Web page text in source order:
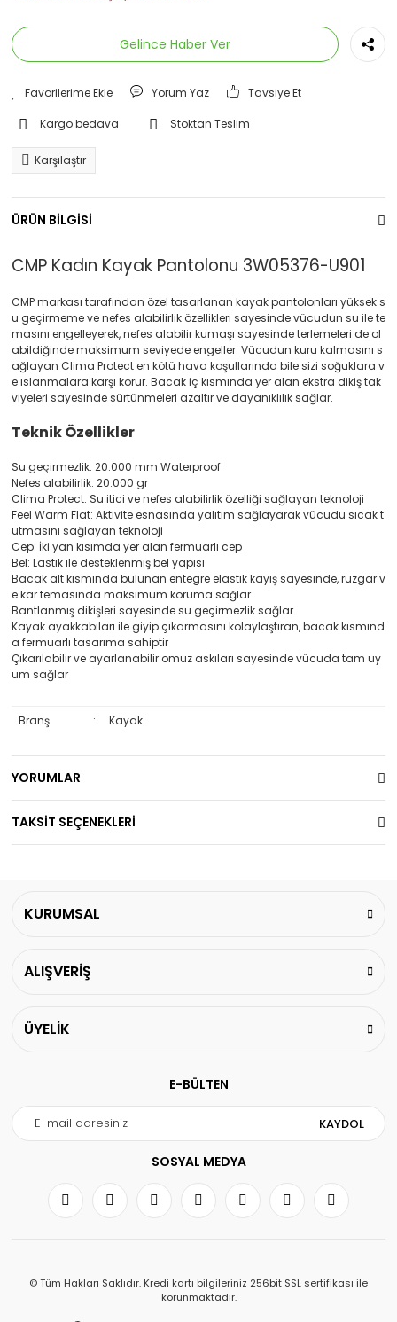
Gelince Haber Ver
Yorum Yaz Tavsiye Et
Kargo bedava Stoktan Teslim
Karşılaştır
ÜRÜN BİLGİSİ
CMP Kadın Kayak Pantolonu 3W05376-U901
CMP markası tarafından özel tasarlanan kayak pantolonları yüksek s
u geçirmeme ve nefes alabilirlik özellikleri sayesinde vücudun su ile te
masını engelleyerek, nefes alabilir kumaşı sayesinde terlemeleri de ol
abildiğinde maksimum seviyede engeller. Vücudun kuru kalmasını s
ağlayan Clima Protect en kötü hava koşullarında bile sizi soğuklara v
e ıslanmalara karşı korur. Bacak iç kısmında yer alan ekstra dikiş tak
viyeleri sayesinde sürtünmeleri azaltır ve dayanıklılık sağlar.
Teknik Özellikler
Su geçirmezlik: 20.000 mm Waterproof
Nefes alabilirlik: 20.000 gr
Clima Protect: Su itici ve nefes alabilirlik özelliği sağlayan teknoloji
Feel Warm Flat: Aktivite esnasında yalıtım sağlayarak vücudu sıcak t
utmasını sağlayan teknoloji
Cep: İki yan kısımda yer alan fermuarlı cep
Bel: Lastik ile desteklenmiş bel yapısı
Bacak alt kısmında bulunan entegre elastik kayış sayesinde, rüzgar v
e kar temasında maksimum koruma sağlar.
Bantlanmış dikişleri sayesinde su geçirmezlik sağlar
Kayak ayakkabıları ile giyip çıkarmasını kolaylaştıran, bacak kısmınd
a fermuarlı tasarıma sahiptir
Çıkarılabilir ve ayarlanabilir omuz askıları sayesinde vücuda tam uy
um sağlar
Branş : Kayak
YORUMLAR
TAKSİT SEÇENEKLERİ
KURUMSAL
ALIŞVERİŞ
ÜYELİK
E-BÜLTEN
KAYDOL
SOSYAL MEDYA
© Tüm Hakları Saklıdır. Kredi kartı bilgileriniz 256bit SSL sertifikası ile
korunmaktadır.